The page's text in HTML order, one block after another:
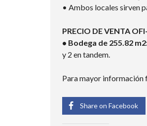
• Ambos locales sirven
PRECIO DE VENTA
• Bodega de 255.82
y 2 en tandem.
Para mayor
Share on Facebook